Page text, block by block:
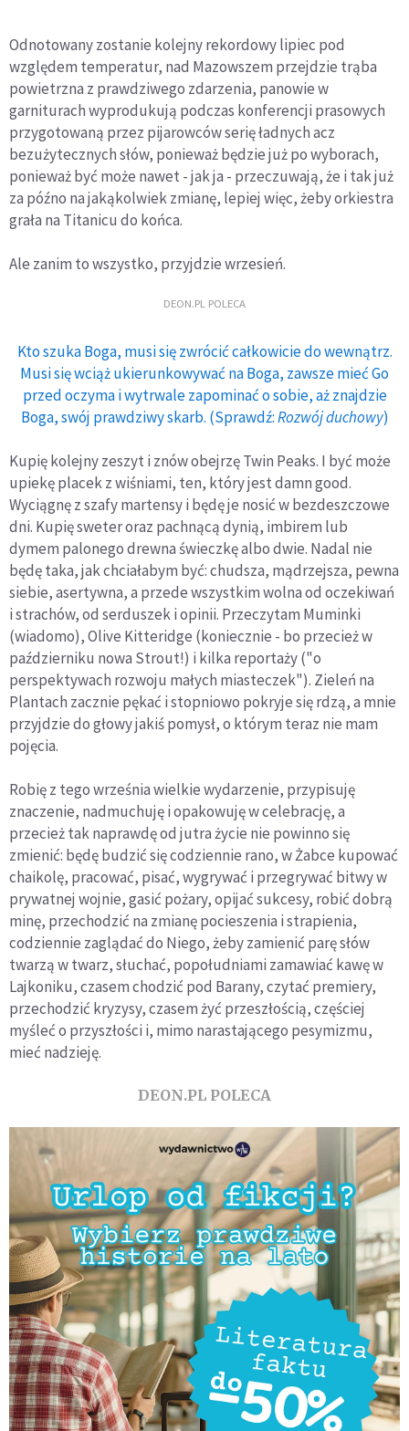
Odnotowany zostanie kolejny rekordowy lipiec pod
względem temperatur, nad Mazowszem przejdzie trąba
powietrzna z prawdziwego zdarzenia, panowie w
garniturach wyprodukują podczas konferencji prasowych
przygotowaną przez pijarowców serię ładnych acz
bezużytecznych słów, ponieważ będzie już po wyborach,
ponieważ być może nawet - jak ja - przeczuwają, że i tak już
za późno na jakąkolwiek zmianę, lepiej więc, żeby orkiestra
grała na Titanicu do końca.
Ale zanim to wszystko, przyjdzie wrzesień.
DEON.PL POLECA
Kto szuka Boga, musi się zwrócić całkowicie do wewnątrz.
Musi się wciąż ukierunkowywać na Boga, zawsze mieć Go
przed oczyma i wytrwale zapominać o sobie, aż znajdzie
Boga, swój prawdziwy skarb. (Sprawdź:Rozwój duchowy)
Kupię kolejny zeszyt i znów obejrzę Twin Peaks. I być może
upiekę placek z wiśniami, ten, który jest damn good.
Wyciągnę z szafy martensy i będę je nosić w bezdeszczowe
dni. Kupię sweter oraz pachnącą dynią, imbirem lub
dymem palonego drewna świeczkę albo dwie. Nadal nie
będę taka, jak chciałabym być: chudsza, mądrzejsza, pewna
siebie, asertywna, a przede wszystkim wolna od oczekiwań
i strachów, od serduszek i opinii. Przeczytam Muminki
(wiadomo), Olive Kitteridge (koniecznie - bo przecież w
październiku nowa Strout!) i kilka reportaży ("o
perspektywach rozwoju małych miasteczek"). Zieleń na
Plantach zacznie pękać i stopniowo pokryje się rdzą, a mnie
przyjdzie do głowy jakiś pomysł, o którym teraz nie mam
pojęcia.
Robię z tego września wielkie wydarzenie, przypisuję
znaczenie, nadmuchuję i opakowuję w celebrację, a
przecież tak naprawdę od jutra życie nie powinno się
zmienić: będę budzić się codziennie rano, w Żabce kupować
chaikolę, pracować, pisać, wygrywać i przegrywać bitwy w
prywatnej wojnie, gasić pożary, opijać sukcesy, robić dobrą
minę, przechodzić na zmianę pocieszenia i strapienia,
codziennie zaglądać do Niego, żeby zamienić parę słów
twarzą w twarz, słuchać, popołudniami zamawiać kawę w
Lajkoniku, czasem chodzić pod Barany, czytać premiery,
przechodzić kryzysy, czasem żyć przeszłością, częściej
myśleć o przyszłości i, mimo narastającego pesymizmu,
mieć nadzieję.
DEON.PL POLECA